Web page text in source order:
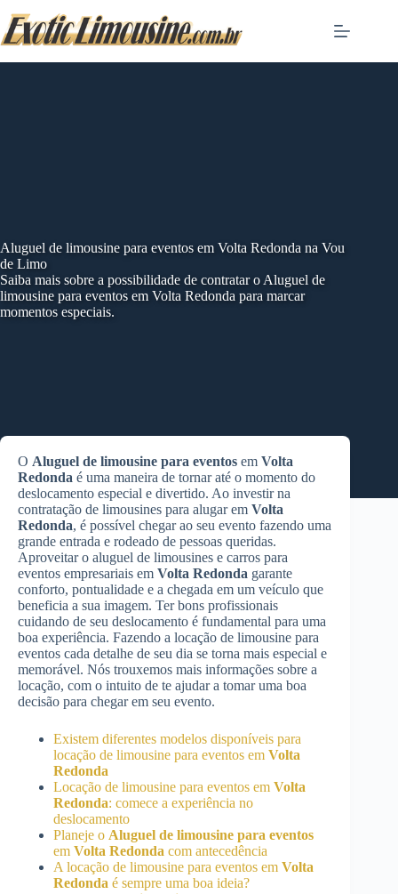
to
content
Aluguel de limousine para eventos em Volta Redonda na Vou
de Limo
Saiba mais sobre a possibilidade de contratar o Aluguel de
limousine para eventos em Volta Redonda para marcar
momentos especiais.
O Aluguel de limousine para eventos em Volta
Redonda é uma maneira de tornar até o momento do
deslocamento especial e divertido. Ao investir na
contratação de limousines para alugar em Volta
Redonda, é possível chegar ao seu evento fazendo uma
grande entrada e rodeado de pessoas queridas.
Aproveitar o aluguel de limousines e carros para
eventos empresariais em Volta Redonda garante
conforto, pontualidade e a chegada em um veículo que
beneficia a sua imagem. Ter bons profissionais
cuidando de seu deslocamento é fundamental para uma
boa experiência. Fazendo a locação de limousine para
eventos cada detalhe de seu dia se torna mais especial e
memorável. Nós trouxemos mais informações sobre a
locação, com o intuito de te ajudar a tomar uma boa
decisão para chegar em seu evento.
Existem diferentes modelos disponíveis para
locação de limousine para eventos em Volta
Redonda
Locação de limousine para eventos em Volta
Redonda: comece a experiência no
deslocamento
Planeje o Aluguel de limousine para eventos
em Volta Redonda com antecedência
A locação de limousine para eventos em Volta
Redonda é sempre uma boa ideia?